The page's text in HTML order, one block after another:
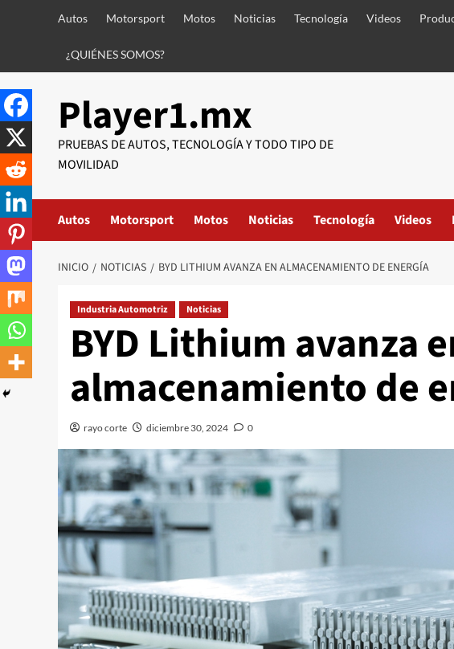
Autos Motorsport Motos Noticias Tecnología Videos
¿QUIÉNES SOMOS?
Player1.mx
PRUEBAS DE AUTOS, TECNOLOGÍA Y TODO TIPO DE
MOVILIDAD
Autos Motorsport Motos Noticias Tecnología Videos
INICIO NOTICIAS BYD LITHIUM AVANZA EN ALMACENAMIENTO DE ENERGÍA
Industria Automotriz Noticias
BYD Lithium avanza
almacenamiento de
rayo corte diciembre 30, 2024 0